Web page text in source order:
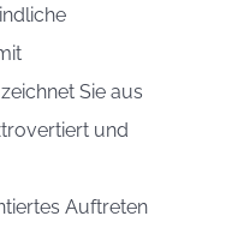
Sie aus
und
Auftreten